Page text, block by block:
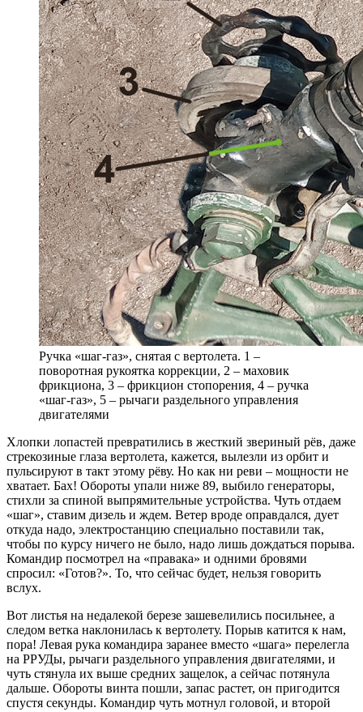
Ручка «шаг-газ», снятая с вертолета. 1 –
поворотная рукоятка коррекции, 2 – маховик
фрикциона, 3 – фрикцион стопорения, 4 – ручка
«шаг-газ», 5 – рычаги раздельного управления
двигателями
Хлопки лопастей превратились в жесткий звериный рёв, даже
стрекозиные глаза вертолета, кажется, вылезли из орбит и
пульсируют в такт этому рёву. Но как ни реви – мощности не
хватает. Бах! Обороты упали ниже 89, выбило генераторы,
стихли за спиной выпрямительные устройства. Чуть отдаем
«шаг», ставим дизель и ждем. Ветер вроде оправдался, дует
откуда надо, электростанцию специально поставили так,
чтобы по курсу ничего не было, надо лишь дождаться порыва.
Командир посмотрел на «правака» и одними бровями
спросил: «Готов?». То, что сейчас будет, нельзя говорить
вслух.
Вот листья на недалекой березе зашевелились посильнее, а
следом ветка наклонилась к вертолету. Порыв катится к нам,
пора! Левая рука командира заранее вместо «шага» перелегла
на РРУДы, рычаги раздельного управления двигателями, и
чуть стянула их выше средних защелок, а сейчас потянула
дальше. Обороты винта пошли, запас растет, он пригодится
спустя секунды. Командир чуть мотнул головой, и второй